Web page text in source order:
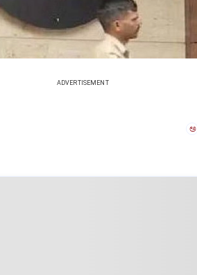
ADVERTISEMENT
ಅ